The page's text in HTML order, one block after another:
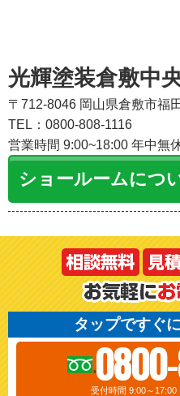
光輝塗装倉敷中
〒712-8046 岡山県倉敷市福
TEL：0800-808-1116
営業時間 9:00~18:00 年中無
ショールームにつ
タップですぐ
受付時間 9:00～17:00